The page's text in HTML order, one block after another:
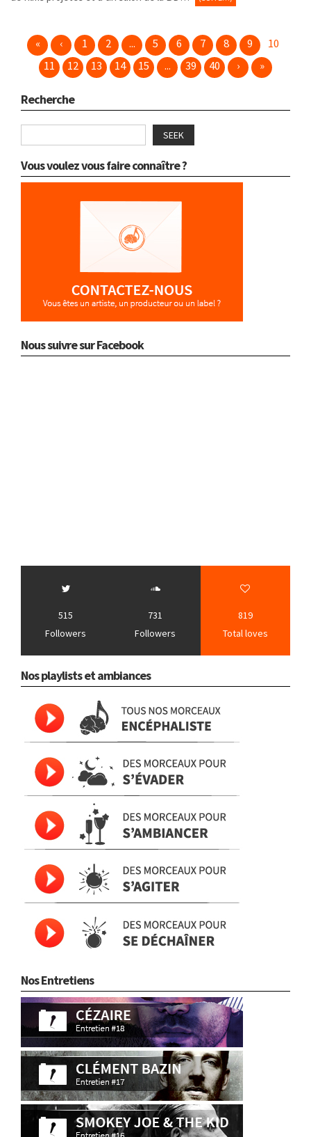
« ‹ 1 2 ... 5 6 7 8 9
10
11
12 13 14 15 ... 39 40 › »
Recherche
SEEK
Vous voulez vous faire connaître ?
Nous suivre sur Facebook
515
Followers
731
Followers
819
Total loves
Nos playlists et ambiances
Nos Entretiens